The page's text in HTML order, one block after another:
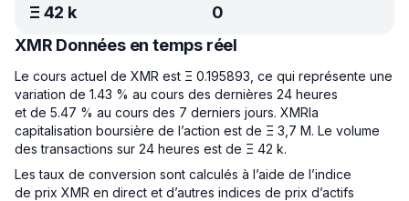
Ξ 42 k
0
XMR Données en temps réel
Le cours actuel de XMR est Ξ 0.195893, ce qui représente une
variation de 1.43 % au cours des dernières 24 heures
et de 5.47 % au cours des 7 derniers jours. XMRla
capitalisation boursière de l’action est de Ξ 3,7 M. Le volume
des transactions sur 24 heures est de Ξ 42 k.
Les taux de conversion sont calculés à l’aide de l’indice
de prix XMR en direct et d’autres indices de prix d’actifs